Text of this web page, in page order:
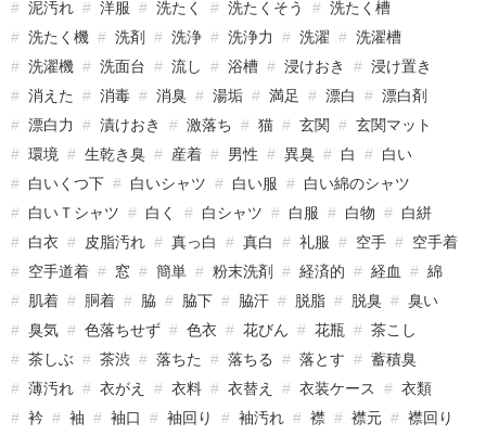
泥汚れ
洋服 洗たく 洗たくそう
洗たく槽
洗たく機
洗剤 洗浄 洗浄力 洗濯
洗濯槽
洗濯機
洗面台 流し 浴槽 浸けおき
浸け置き
消えた
消毒 消臭 湯垢 満足 漂白
漂白剤
漂白力
漬けおき 激落ち 猫 玄関
玄関マット
環境
生乾き臭 産着 男性 異臭 白
白い
白いくつ下
白いシャツ 白い服
白い綿のシャツ
白いＴシャツ
白く 白シャツ 白服 白物
白絣
白衣
皮脂汚れ 真っ白 真白 礼服 空手
空手着
空手道着
窓 簡単 粉末洗剤 経済的 経血
綿
肌着
胴着 脇 脇下 脇汗 脱脂 脱臭
臭い
臭気
色落ちせず 色衣 花びん 花瓶
茶こし
茶しぶ
茶渋 落ちた 落ちる 落とす
蓄積臭
薄汚れ
衣がえ 衣料 衣替え 衣装ケース
衣類
衿
袖 袖口 袖回り 袖汚れ 襟 襟元
襟回り